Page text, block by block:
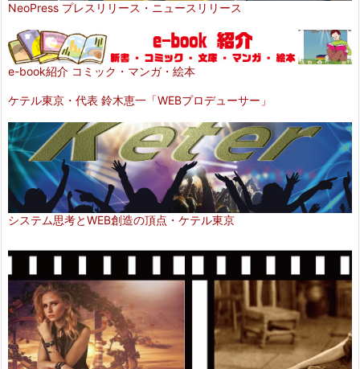
NeoPress プレスリリース・ニュースリリース
e-book紹介 コミック・マンガ・絵本
ケテル東京・代表 鈴木恵一「WEBプロデューサー」
システム思考とWEB創造の頂点・ケテル東京